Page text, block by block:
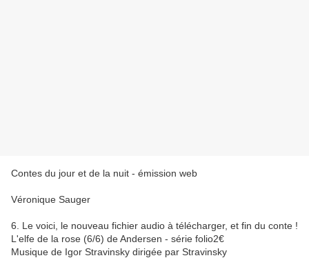
Contes du jour et de la nuit - émission web
Véronique Sauger
6. Le voici, le nouveau fichier audio à télécharger, et fin du conte !
L'elfe de la rose (6/6) de Andersen - série folio2€
Musique de Igor Stravinsky dirigée par Stravinsky